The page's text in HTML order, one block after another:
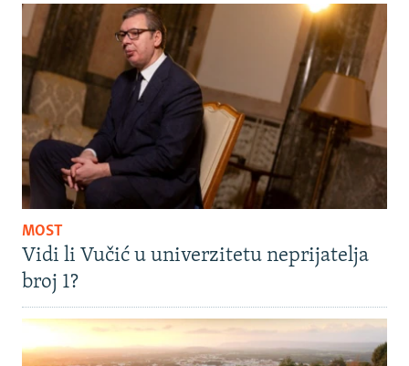
MOST
Vidi li Vučić u univerzitetu neprijatelja
broj 1?